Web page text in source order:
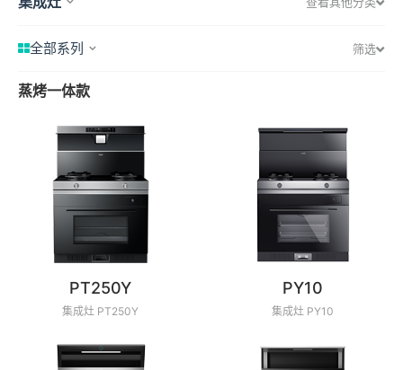
全部系列 筛选
蒸烤一体款
PT250Y
集成灶 PT250Y
PY10
集成灶 PY10